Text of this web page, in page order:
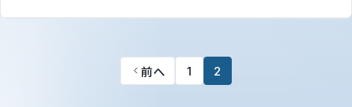
前へ 1 2